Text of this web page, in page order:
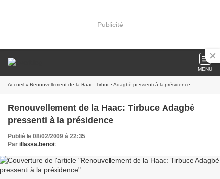
Publicité
MENU
Accueil » Renouvellement de la Haac: Tirbuce Adagbè pressenti à la présidence
Renouvellement de la Haac: Tirbuce Adagbè
pressenti à la présidence
Publié le 08/02/2009 à 22:35
Par illassa.benoit